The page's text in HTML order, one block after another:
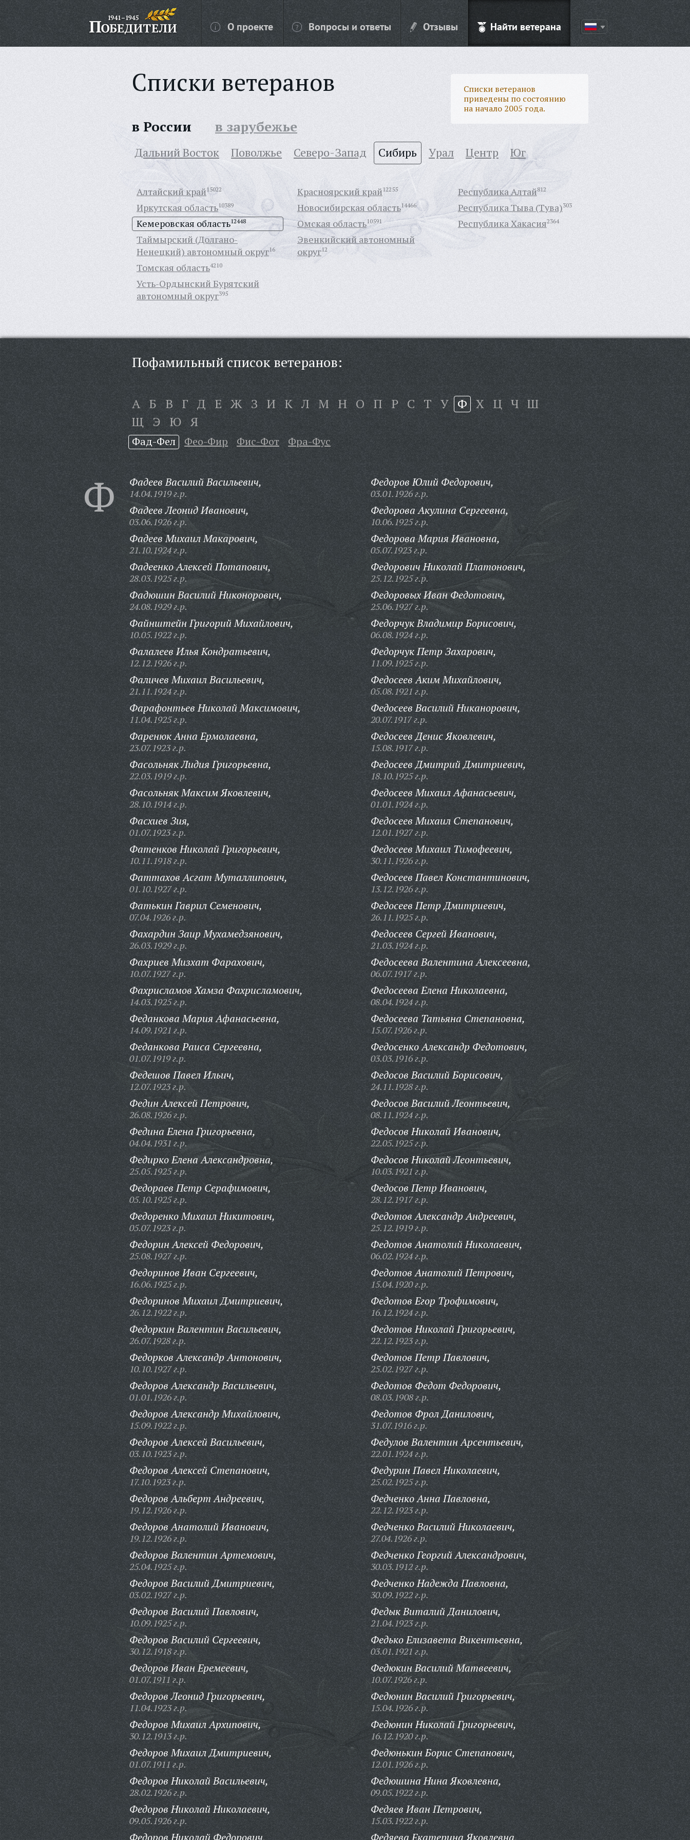
О проекте Вопросы и ответы Отзывы Найти ветерана
Списки ветеранов
Списки ветеранов
приведены по состоянию
на начало 2005 года.
в России в зарубежье
Дальний Восток Поволжье Северо-Запад Сибирь Урал Центр Юг
Алтайский край15022
Иркутская область10389
Кемеровская область12448
Красноярский край12255
Новосибирская область14466
Омская область10591
Республика Алтай812
Республика Тыва (Тува)303
Республика Хакасия2364
Таймырский (Долгано-
Ненецкий) автономный округ16
Томская область4210
Усть-Ордынский Бурятский
автономный округ395
Эвенкийский автономный
округ12
Пофамильный список ветеранов:
А Б В Г Д Е Ж З И К Л М Н О П Р С Т У Ф Х Ц Ч Ш
Щ Э Ю Я
Фад-Фел Фео-Фир Фис-Фот Фра-Фус
Ф Фадеев Василий Васильевич,
14.04.1919 г.р.
Фадеев Леонид Иванович,
03.06.1926 г.р.
Фадеев Михаил Макарович,
21.10.1924 г.р.
Фадеенко Алексей Потапович,
28.03.1925 г.р.
Фадюшин Василий Никонорович,
24.08.1929 г.р.
Файнштейн Григорий Михайлович,
10.05.1922 г.р.
Фалалеев Илья Кондратьевич,
12.12.1926 г.р.
Фаличев Михаил Васильевич,
21.11.1924 г.р.
Фарафонтьев Николай Максимович,
11.04.1925 г.р.
Фаренюк Анна Ермолаевна,
23.07.1923 г.р.
Фасольняк Лидия Григорьевна,
22.03.1919 г.р.
Фасольняк Максим Яковлевич,
28.10.1914 г.р.
Фасхиев Зия,
01.07.1923 г.р.
Фатенков Николай Григорьевич,
10.11.1918 г.р.
Фаттахов Асгат Муталлипович,
01.10.1927 г.р.
Фатькин Гаврил Семенович,
07.04.1926 г.р.
Фахардин Заир Мухамедзянович,
26.03.1929 г.р.
Фахриев Мизхат Фарахович,
10.07.1927 г.р.
Фахрисламов Хамза Фахрисламович,
14.03.1925 г.р.
Феданкова Мария Афанасьевна,
14.09.1921 г.р.
Феданкова Раиса Сергеевна,
01.07.1919 г.р.
Федешов Павел Ильич,
12.07.1923 г.р.
Федин Алексей Петрович,
26.08.1926 г.р.
Федина Елена Григорьевна,
04.04.1931 г.р.
Федирко Елена Александровна,
25.05.1925 г.р.
Федораев Петр Серафимович,
05.10.1925 г.р.
Федоренко Михаил Никитович,
05.07.1923 г.р.
Федорин Алексей Федорович,
25.08.1927 г.р.
Федоринов Иван Сергеевич,
16.06.1925 г.р.
Федоринов Михаил Дмитриевич,
26.12.1922 г.р.
Федоркин Валентин Васильевич,
26.07.1928 г.р.
Федорков Александр Антонович,
10.10.1927 г.р.
Федоров Александр Васильевич,
01.01.1926 г.р.
Федоров Александр Михайлович,
15.09.1922 г.р.
Федоров Алексей Васильевич,
03.10.1923 г.р.
Федоров Алексей Степанович,
17.10.1923 г.р.
Федоров Альберт Андреевич,
19.12.1926 г.р.
Федоров Анатолий Иванович,
19.12.1926 г.р.
Федоров Валентин Артемович,
25.04.1925 г.р.
Федоров Василий Дмитриевич,
03.02.1927 г.р.
Федоров Василий Павлович,
10.09.1925 г.р.
Федоров Василий Сергеевич,
30.12.1918 г.р.
Федоров Иван Еремеевич,
01.07.1911 г.р.
Федоров Леонид Григорьевич,
11.04.1923 г.р.
Федоров Михаил Архипович,
30.12.1913 г.р.
Федоров Михаил Дмитриевич,
01.07.1911 г.р.
Федоров Николай Васильевич,
28.02.1926 г.р.
Федоров Николай Николаевич,
09.05.1926 г.р.
Федоров Николай Федорович,
Федоров Юлий Федорович,
03.01.1926 г.р.
Федорова Акулина Сергеевна,
10.06.1925 г.р.
Федорова Мария Ивановна,
05.07.1923 г.р.
Федорович Николай Платонович,
25.12.1925 г.р.
Федоровых Иван Федотович,
25.06.1927 г.р.
Федорчук Владимир Борисович,
06.08.1924 г.р.
Федорчук Петр Захарович,
11.09.1925 г.р.
Федосеев Аким Михайлович,
05.08.1921 г.р.
Федосеев Василий Никанорович,
20.07.1917 г.р.
Федосеев Денис Яковлевич,
15.08.1917 г.р.
Федосеев Дмитрий Дмитриевич,
18.10.1925 г.р.
Федосеев Михаил Афанасьевич,
01.01.1924 г.р.
Федосеев Михаил Степанович,
12.01.1927 г.р.
Федосеев Михаил Тимофеевич,
30.11.1926 г.р.
Федосеев Павел Константинович,
13.12.1926 г.р.
Федосеев Петр Дмитриевич,
26.11.1925 г.р.
Федосеев Сергей Иванович,
21.03.1924 г.р.
Федосеева Валентина Алексеевна,
06.07.1917 г.р.
Федосеева Елена Николаевна,
08.04.1924 г.р.
Федосеева Татьяна Степановна,
15.07.1926 г.р.
Федосенко Александр Федотович,
03.03.1916 г.р.
Федосов Василий Борисович,
24.11.1928 г.р.
Федосов Василий Леонтьевич,
08.11.1924 г.р.
Федосов Николай Иванович,
22.05.1925 г.р.
Федосов Николай Леонтьевич,
10.03.1921 г.р.
Федосов Петр Иванович,
28.12.1917 г.р.
Федотов Александр Андреевич,
25.12.1919 г.р.
Федотов Анатолий Николаевич,
06.02.1924 г.р.
Федотов Анатолий Петрович,
15.04.1920 г.р.
Федотов Егор Трофимович,
16.12.1924 г.р.
Федотов Николай Григорьевич,
22.12.1923 г.р.
Федотов Петр Павлович,
25.02.1927 г.р.
Федотов Федот Федорович,
08.03.1908 г.р.
Федотов Фрол Данилович,
31.07.1916 г.р.
Федулов Валентин Арсентьевич,
22.01.1924 г.р.
Федурин Павел Николаевич,
25.02.1925 г.р.
Федченко Анна Павловна,
22.12.1923 г.р.
Федченко Василий Николаевич,
27.04.1926 г.р.
Федченко Георгий Александрович,
30.03.1912 г.р.
Федченко Надежда Павловна,
30.09.1922 г.р.
Федык Виталий Данилович,
21.04.1923 г.р.
Федько Елизавета Викентьевна,
03.01.1921 г.р.
Федюкин Василий Матвеевич,
10.07.1926 г.р.
Федюнин Василий Григорьевич,
15.04.1926 г.р.
Федюнин Николай Григорьевич,
16.12.1920 г.р.
Федюнькин Борис Степанович,
12.01.1926 г.р.
Федюшина Нина Яковлевна,
09.05.1922 г.р.
Федяев Иван Петрович,
15.03.1922 г.р.
Федяева Екатерина Яковлевна,